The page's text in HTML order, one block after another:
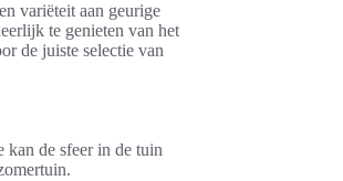
variëteit aan geurige
te genieten van het
de juiste selectie van
kan de sfeer in de tuin